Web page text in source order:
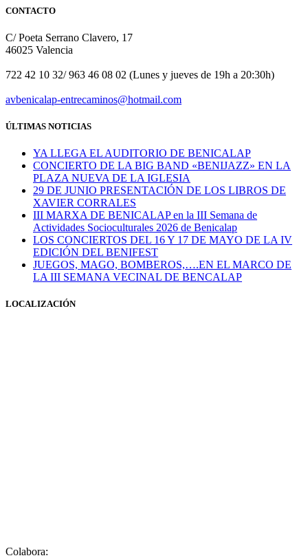
CONTACTO
C/ Poeta Serrano Clavero, 17
46025 Valencia
722 42 10 32/ 963 46 08 02 (Lunes y jueves de 19h a 20:30h)
avbenicalap-entrecaminos@hotmail.com
ÚLTIMAS NOTICIAS
YA LLEGA EL AUDITORIO DE BENICALAP
CONCIERTO DE LA BIG BAND «BENIJAZZ» EN LA
PLAZA NUEVA DE LA IGLESIA
29 DE JUNIO PRESENTACIÓN DE LOS LIBROS DE
XAVIER CORRALES
III MARXA DE BENICALAP en la III Semana de
Actividades Socioculturales 2026 de Benicalap
LOS CONCIERTOS DEL 16 Y 17 DE MAYO DE LA IV
EDICIÓN DEL BENIFEST
JUEGOS, MAGO, BOMBEROS,….EN EL MARCO DE
LA III SEMANA VECINAL DE BENCALAP
LOCALIZACIÓN
Colabora: